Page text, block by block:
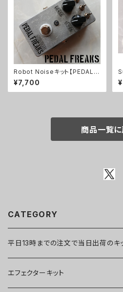
Robot Noiseキット【PEDAL F
REAKS】
¥7,700
商品一覧に
CATEGORY
平日13時までの注文で当日出荷のキ
エフェクターキット